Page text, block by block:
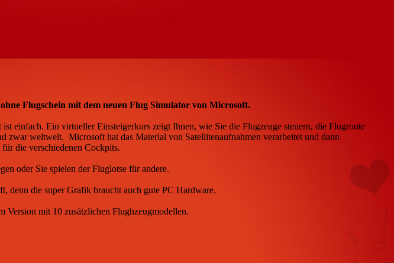
Flugschein mit dem neuen Flug Simulator von Microsoft.
einfach. Ein virtueller Einsteigerkurs zeigt Ihnen, wie Sie die Flugzeuge steuern, die Flugroute
zwar weltweit. Microsoft hat das Material von Satellitenaufnahmen verarbeitet und dann
die verschiedenen Cockpits.
oder Sie spielen der Fluglotse für andere.
denn die super Grafik braucht auch gute PC Hardware.
Version mit 10 zusätzlichen Flughzeugmodellen.